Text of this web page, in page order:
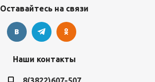
Оставайтесь на связи
Наши контакты